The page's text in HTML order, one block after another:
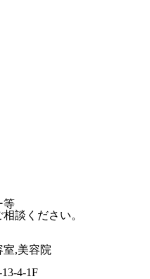
等
談ください。
室,美容院
4-1F